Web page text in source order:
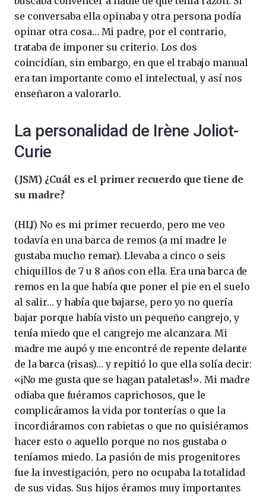
se conversaba ella opinaba y otra persona podía
opinar otra cosa… Mi padre, por el contrario,
trataba de imponer su criterio. Los dos
coincidían, sin embargo, en que el trabajo manual
era tan importante como el intelectual, y así nos
enseñaron a valorarlo.
La personalidad de Irène Joliot-
Curie
(JSM) ¿Cuál es el primer recuerdo que tiene de
su madre?
(HLJ) No es mi primer recuerdo, pero me veo
todavía en una barca de remos (a mi madre le
gustaba mucho remar). Llevaba a cinco o seis
chiquillos de 7 u 8 años con ella. Era una barca de
remos en la que había que poner el pie en el suelo
al salir… y había que bajarse, pero yo no quería
bajar porque había visto un pequeño cangrejo, y
tenía miedo que el cangrejo me alcanzara. Mi
madre me aupó y me encontré de repente delante
de la barca (risas)… y repitió lo que ella solía decir:
«¡No me gusta que se hagan pataletas!». Mi madre
odiaba que fuéramos caprichosos, que le
complicáramos la vida por tonterías o que la
incordiáramos con rabietas o que no quisiéramos
hacer esto o aquello porque no nos gustaba o
teníamos miedo. La pasión de mis progenitores
fue la investigación, pero no ocupaba la totalidad
de sus vidas. Sus hijos éramos muy importantes